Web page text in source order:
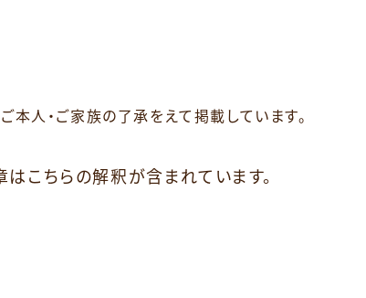
本人・ご家族の了承をえて掲載しています。
こちらの解釈が含まれています。